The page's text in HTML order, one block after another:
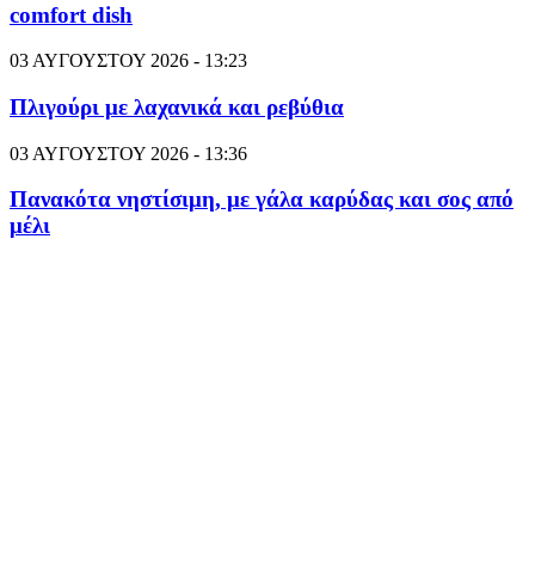
comfort dish
03 ΑΥΓΟΥΣΤΟΥ 2026 - 13:23
Πλιγούρι με λαχανικά και ρεβύθια
03 ΑΥΓΟΥΣΤΟΥ 2026 - 13:36
Πανακότα νηστίσιμη, με γάλα καρύδας και σος από
μέλι